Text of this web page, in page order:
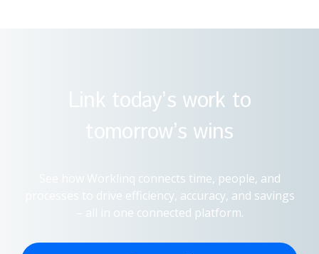
Link today’s work to
tomorrow’s wins
See how Worklinq connects time, people, and
processes to drive efficiency, accuracy, and savings
– all in one connected platform.